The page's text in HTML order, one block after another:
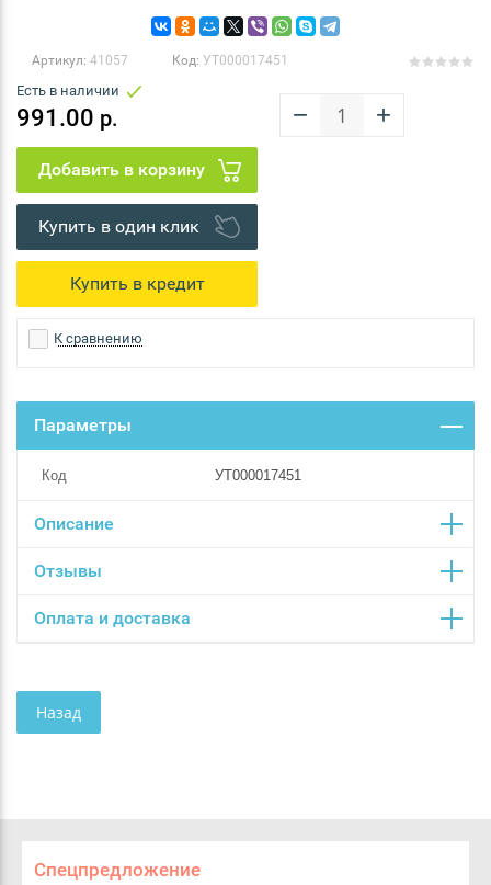
Артикул: 41057 Код: УТ000017451
Есть в наличии
991.00 р. − +
Купить в один клик
К сравнению
Параметры
Код УТ000017451
Описание
Отзывы
Оплата и доставка
Назад
Спецпредложение